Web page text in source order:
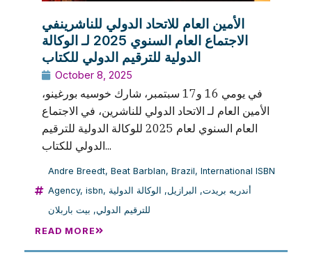
الأمين العام للاتحاد الدولي للناشرينفي
الاجتماع العام السنوي 2025 لـ الوكالة
الدولية للترقيم الدولي للكتاب
October 8, 2025
في يومي 16 و17 سبتمبر، شارك خوسيه بورغينو،
الأمين العام لـ الاتحاد الدولي للناشرين، في الاجتماع
العام السنوي لعام 2025 للوكالة الدولية للترقيم
الدولي للكتاب...
Andre Breedt, Beat Barblan, Brazil, International ISBN
Agency, isbn, أندريه بريدت, البرازيل, الوكالة الدولية
للترقيم الدولي, بيت باربلان
READ MORE